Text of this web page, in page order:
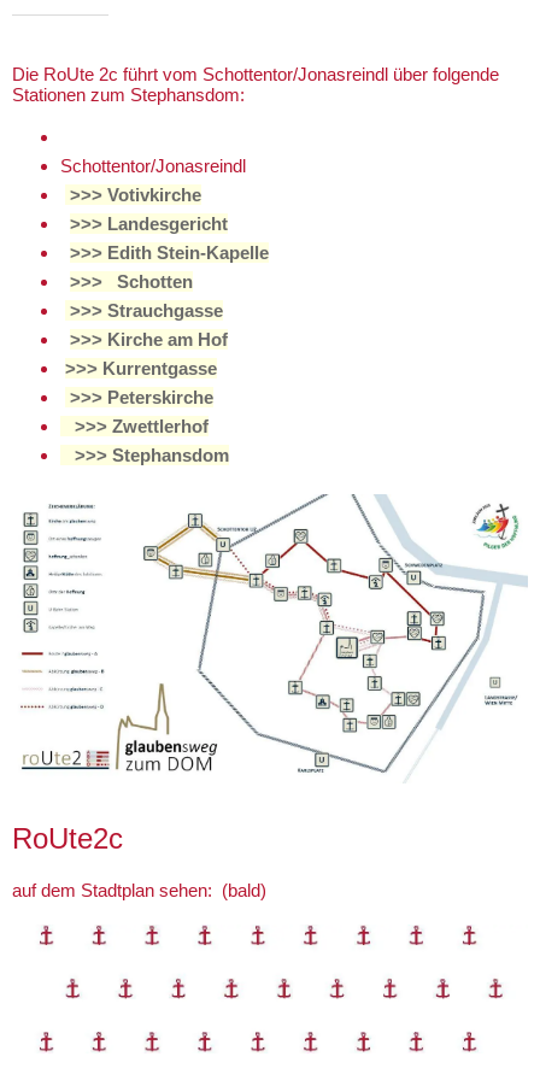
Die RoUte 2c führt vom Schottentor/Jonasreindl über folgende
Stationen zum Stephansdom:
Schottentor/Jonasreindl
>>> Votivkirche
>>> Landesgericht
>>> Edith Stein-Kapelle
>>> Schotten
>>> Strauchgasse
>>> Kirche am Hof
>>> Kurrentgasse
>>> Peterskirche
>>> Zwettlerhof
>>> Stephansdom
RoUte2c
auf dem Stadtplan sehen: (bald)